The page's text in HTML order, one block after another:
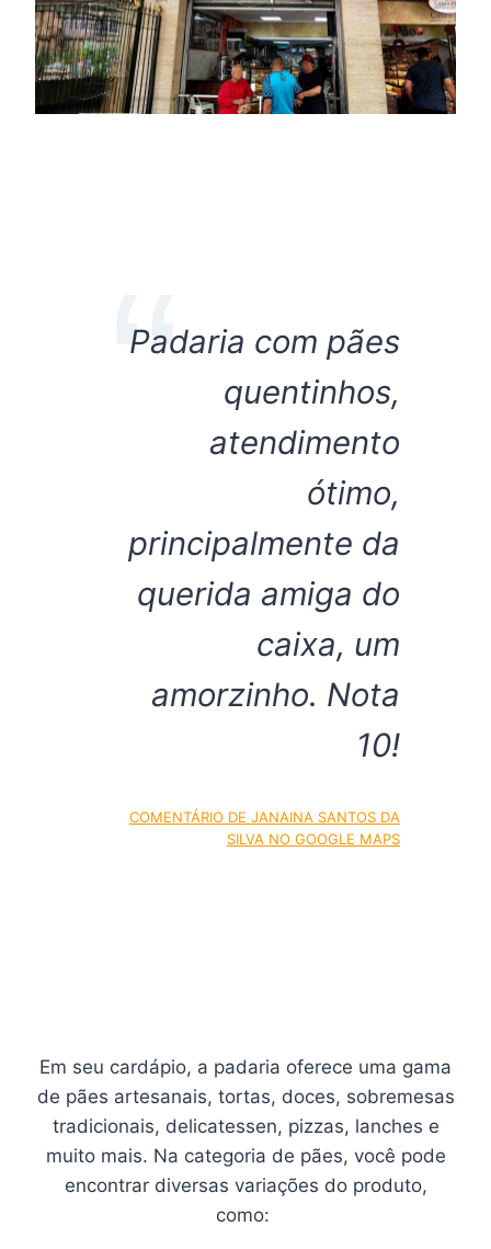
Padaria com pães
quentinhos,
atendimento
ótimo,
principalmente da
querida amiga do
caixa, um
amorzinho. Nota
10!
COMENTÁRIO DE JANAINA SANTOS DA
SILVA NO GOOGLE MAPS
Em seu cardápio, a padaria oferece uma gama
de pães artesanais, tortas, doces, sobremesas
tradicionais, delicatessen, pizzas, lanches e
muito mais. Na categoria de pães, você pode
encontrar diversas variações do produto,
como: